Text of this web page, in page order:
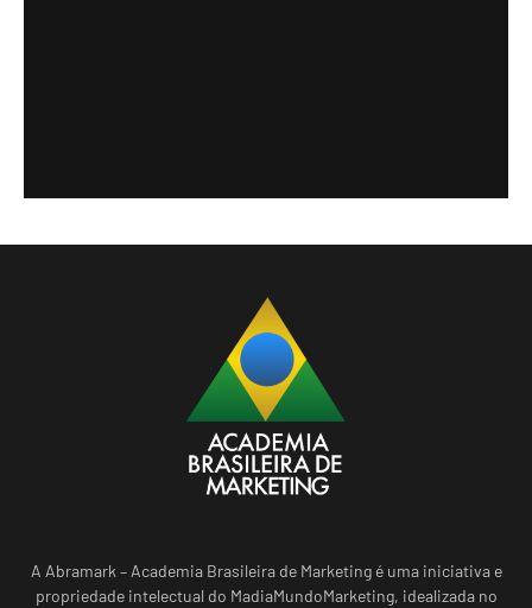
A Abramark – Academia Brasileira de Marketing é uma iniciativa e
propriedade intelectual do MadiaMundoMarketing, idealizada no